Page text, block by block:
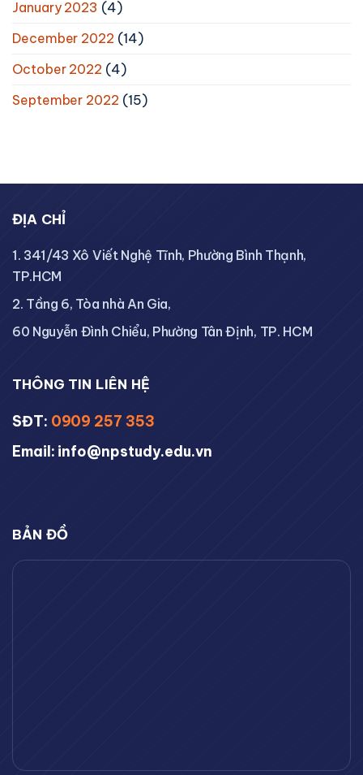
January 2023 (4)
December 2022 (14)
October 2022 (4)
September 2022 (15)
ĐỊA CHỈ
1. 341/43 Xô Viết Nghệ Tĩnh, Phường Bình Thạnh,
TP.HCM
2. Tầng 6, Tòa nhà An Gia,
60 Nguyễn Đình Chiểu, Phường Tân Định, TP. HCM
THÔNG TIN LIÊN HỆ
SĐT: 0909 257 353
Email: info@npstudy.edu.vn
BẢN ĐỒ